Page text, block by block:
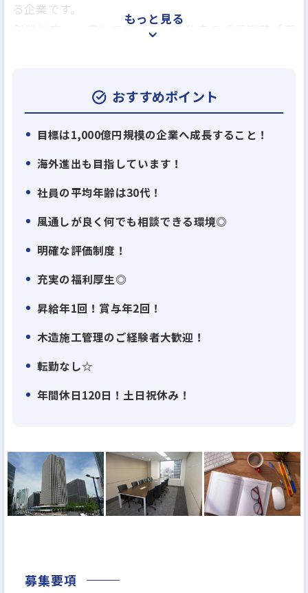
る企業です。
創業以来、一貫して掲げている独自の成長戦略「潤
を最適に循環させ、
新たな価値を業界内に生み出してきました。
管理、売却サポート までを一貫して行う「垂直統合
型ビジネスモデル」です。
不動産業と建設業のハイブリッドを実現すること
高いサービスをお届けしています。
また、自社開発による一棟物の新築・中古アパート
多様なお客様のニーズに合わせた最適な資産運用プ
ランをご提案しています。
ける「圧倒的顧客ファースト」の精神は、大和財託
提供することで、多くの方々から高い支持をいただ
いています。
その結果、創業以来増収増益、創業12年(2025年時
時代の変化を先取りしながら、常に進化を続ける当
もっと見る
おすすめポイント
目標は1,000億円規模の企業へ成長すること！
海外進出も目指しています！
社員の平均年齢は30代！
風通しが良く何でも相談できる環境◎
明確な評価制度！
充実の福利厚生◎
昇給年1回！賞与年2回！
木造施工管理のご経験者大歓迎！
転勤なし☆
年間休日120日！土日祝休み！
募集要項